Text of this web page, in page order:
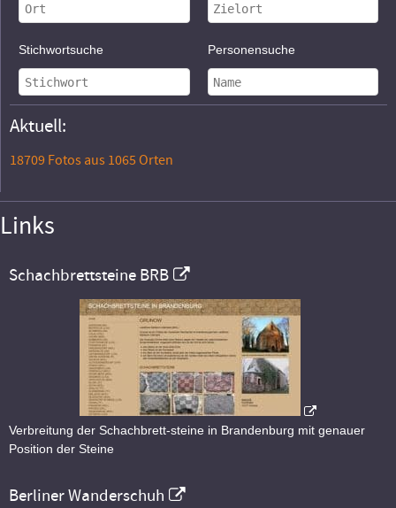
Stichwortsuche Personensuche
Aktuell:
18709 Fotos aus 1065 Orten
Links
Schachbrettsteine BRB
Verbreitung der Schachbrett-steine in Brandenburg mit genauer
Position der Steine
Berliner Wanderschuh